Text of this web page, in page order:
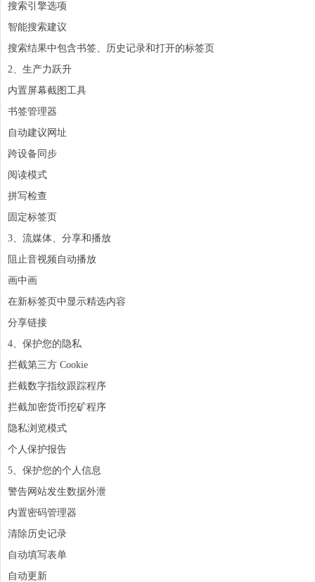
搜索引擎选项
智能搜索建议
搜索结果中包含书签、历史记录和打开的标签页
2、生产力跃升
内置屏幕截图 工具
书签管理器
自动建议网址
跨设备同步
阅读模式
拼写检查
固定标签页
3、流媒体、分享和播放
阻止音视频自动播放
画中画
在新标签页中显示精选内容
分享链接
4、保护您的隐私
拦截第三方 Cookie
拦截数字指纹跟踪程序
拦截加密货币挖矿程序
隐私浏览模式
个人保护报告
5、保护您的个人信息
警告网站发生数据外泄
内置密码管理器
清除历史记录
自动填写表单
自动更新